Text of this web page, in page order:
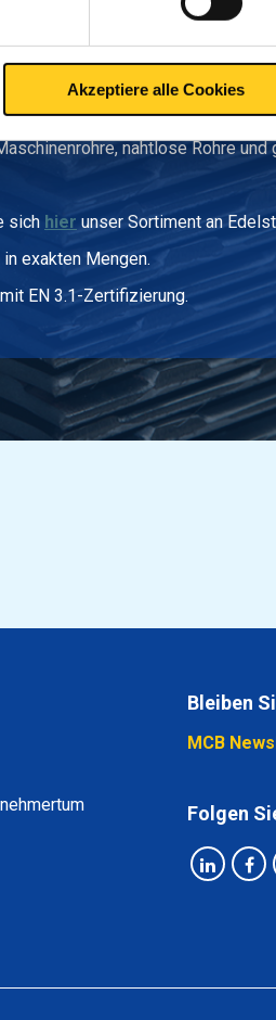
Akzeptiere alle Cookies
ein umfangreiches Sortiment an
nahtlose Rohre
sich hier unser Sortiment an
exakten Mengen.
EN 3.1-Zertifizierung.
Bleiben
MCB
Folgen